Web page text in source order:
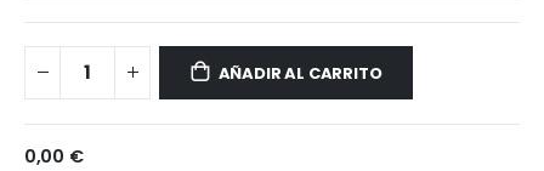
Galaxy
AÑADIR AL CARRITO
0,00 €